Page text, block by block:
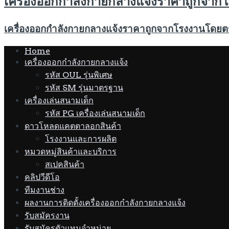
เครื่องออกกำลังกายกลางแจ้งราคาถูกจากโรงงานโดยต
Home
เครื่องออกกำลังกายกลางแจ้ง
รหัส OUL รุ่นพิเศษ
รหัส SM รุ่นมาตรฐาน
เครื่องเล่นสนามเด็ก
รหัส PG เครื่องเล่นสนามเด็ก
ดาวโหลดแคตตาลอกสินค้า
โรงงานและการผลิต
หมวดหมู่สินค้าและบริการ
สเปคสินค้า
คลิปวีดีโอ
ทีมงานช่าง
ผลงานการติดตั้งเครื่องออกกำลังกายกลางแจ้ง
รับสมัครงาน